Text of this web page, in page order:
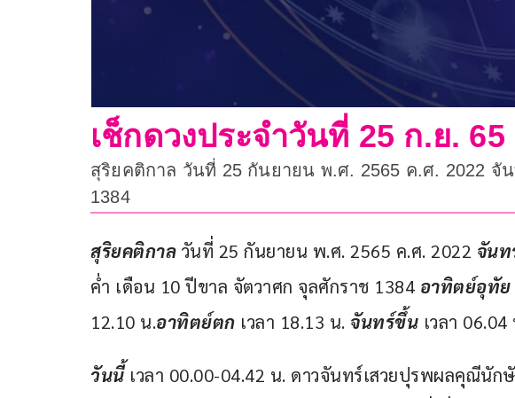
เช็กดวงประจำวันที่ 25 ก.ย.
สุริยคติกาล วันที่ 25 กันยายน พ.ศ. 2565 ค.ศ. 2022
1384
สุริยคติกาล วันที่ 25 กันยายน พ.ศ. 2565 ค.ศ. 2022 จันท
ค่ำ เดือน 10 ปีขาล จัตวาศก จุลศักราช 1384 อาทิตย์อุทัย
12.10 น.อาทิตย์ตก เวลา 18.13 น. จันทร์ขึ้น เวลา
วันนี้ เวลา 00.00-04.42 น. ดาวจันทร์เสวยปุรพผลคุณีนั